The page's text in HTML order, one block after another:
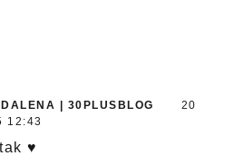
| 30PLUSBLOG
20
12:43
♥